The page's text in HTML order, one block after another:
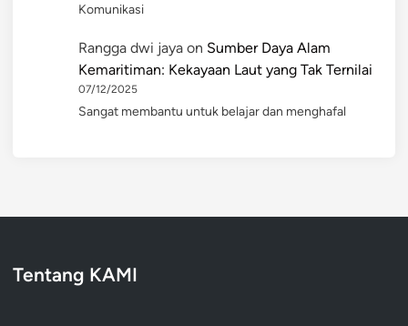
Komunikasi
Rangga dwi jaya on Sumber Daya Alam
Kemaritiman: Kekayaan Laut yang Tak Ternilai
07/12/2025
Sangat membantu untuk belajar dan menghafal
Tentang KAMI